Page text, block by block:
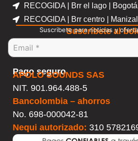
RECOGIDA | Brr el lago |
RECOGIDA | Brr centro |
Suscríbete al
Suscribete para noticias y
Pago seguro
APOLO SOUNDS SAS
NIT. 901.964.488-5
Bancolombia – ahorros
No. 698-000042-81
Nequi autorizado: 310